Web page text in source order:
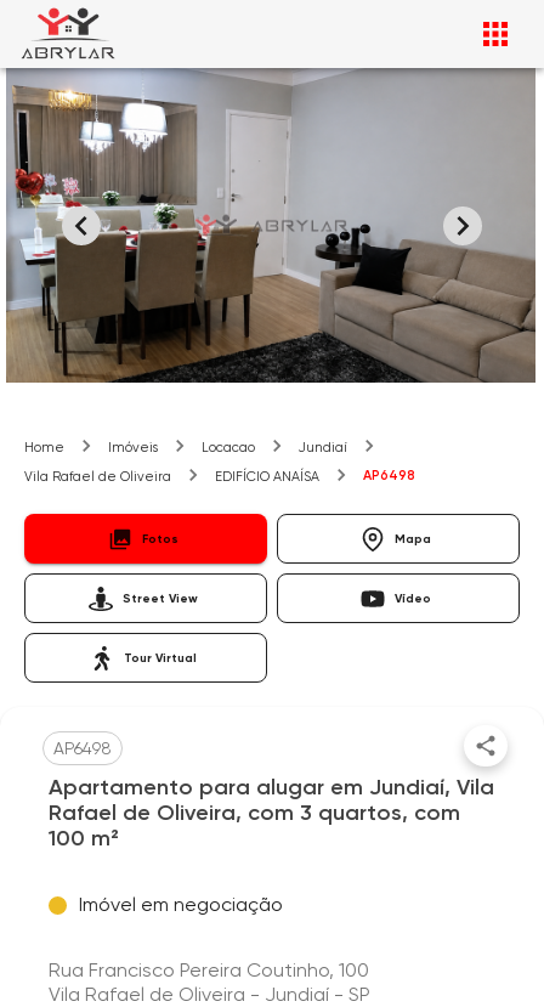
Home Imóveis Locacao
Jundiaí
Vila Rafael de Oliveira
EDIFÍCIO ANAÍSA AP6498
Fotos Mapa
Street View Vídeo
Tour Virtual
AP6498
Apartamento para alugar em Jundiaí, Vila
Rafael de Oliveira, com 3 quartos, com
100 m²
Imóvel em negociação
Rua Francisco Pereira Coutinho, 100
Vila Rafael de Oliveira - Jundiaí - SP